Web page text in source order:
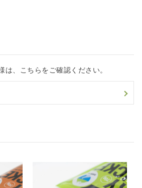
は、こちらをご確認ください。